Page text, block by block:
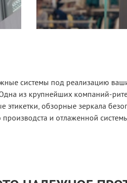
системы под реализацию
из крупнейших компаний-
обзорные зеркала
и отлаженной